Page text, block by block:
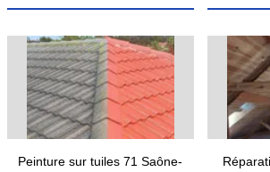
Peinture sur tuiles 71 Saône-